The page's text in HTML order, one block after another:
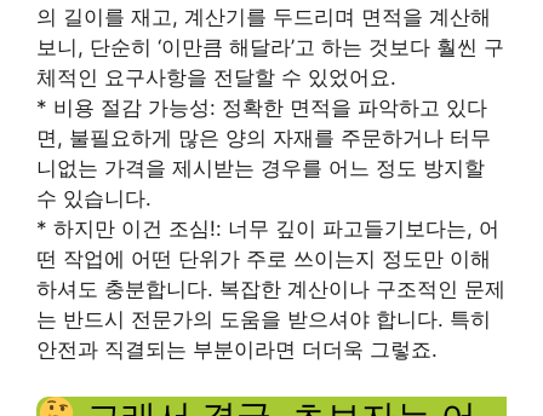
의 길이를 재고, 계산기를 두드리며 면적을 계산해
보니, 단순히 ‘이만큼 해달라’고 하는 것보다 훨씬 구
체적인 요구사항을 전달할 수 있었어요.
* 비용 절감 가능성: 정확한 면적을 파악하고 있다
면, 불필요하게 많은 양의 자재를 주문하거나 터무
니없는 가격을 제시받는 경우를 어느 정도 방지할
수 있습니다.
* 하지만 이건 조심!: 너무 깊이 파고들기보다는, 어
떤 작업에 어떤 단위가 주로 쓰이는지 정도만 이해
하셔도 충분합니다. 복잡한 계산이나 구조적인 문제
는 반드시 전문가의 도움을 받으셔야 합니다. 특히
안전과 직결되는 부분이라면 더더욱 그렇죠.